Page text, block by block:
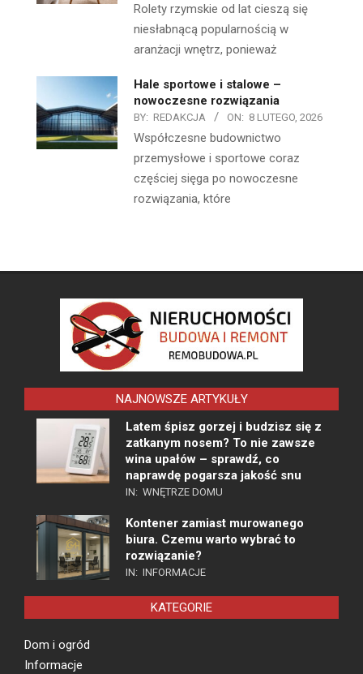
Rolety rzymskie od lat cieszą się
niesłabnącą popularnością w
aranżacji wnętrz, ponieważ
Hale sportowe i stalowe –
nowoczesne rozwiązania
BY: REDAKCJA ON: 8 LUTEGO, 2026
Współczesne budownictwo
przemysłowe i sportowe coraz
częściej sięga po nowoczesne
rozwiązania, które
NAJNOWSZE ARTYKUŁY
Latem śpisz gorzej i budzisz się z
zatkanym nosem? To nie zawsze
wina upałów – sprawdź, co
naprawdę pogarsza jakość snu
IN: WNĘTRZE DOMU
Kontener zamiast murowanego
biura. Czemu warto wybrać to
rozwiązanie?
IN: INFORMACJE
KATEGORIE
Dom i ogród
Informacje